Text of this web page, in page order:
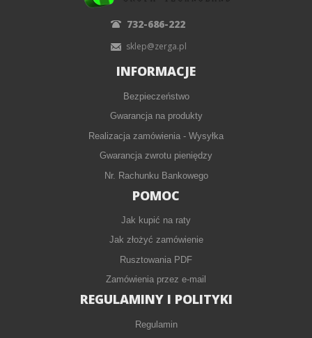
732-686-222
sklep@zerga.pl
INFORMACJE
Bezpieczeństwo
Gwarancja na produkty
Realizacja zamówienia - Wysyłka
Gwarancja zwrotu pieniędzy
Nr. Rachunku Bankowego
POMOC
Jak kupić na raty
Jak złożyć zamówienie
Rusztowania PDF
Zamówienia przez e-mail
REGULAMINY I POLITYKI
Regulamin